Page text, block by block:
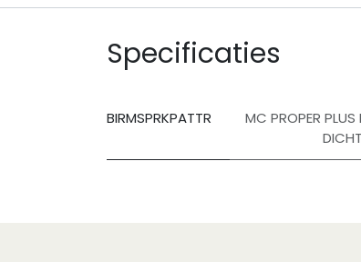
Specificaties
BIRMSPRKPATTR MC PROPER